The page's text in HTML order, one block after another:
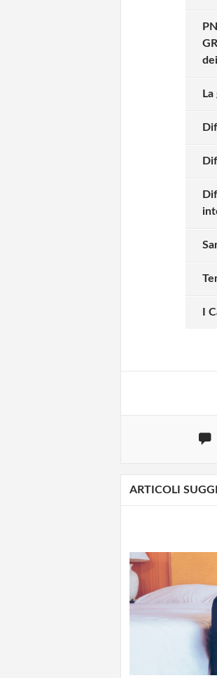
I
Solo
ARTICOLI